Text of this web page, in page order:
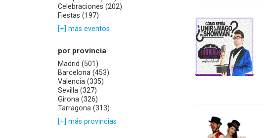
Celebraciones (202)
Fiestas (197)
[+] más eventos
por provincia
Madrid (501)
Barcelona (453)
Valencia (335)
Sevilla (327)
Girona (326)
Tarragona (313)
[+] más provincias